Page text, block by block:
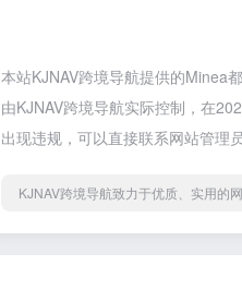
本站KJNAV跨境导航提供的Minea
由KJNAV跨境导航实际控制，在
出现违规，可以直接联系网站管理
KJNAV跨境导航致力于优质、实用的